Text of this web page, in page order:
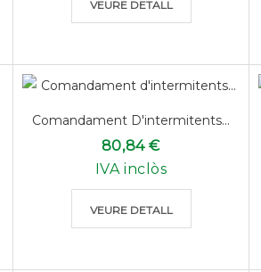
VEURE DETALL
Comandament D'intermitents...
80,84 €
IVA inclòs
VEURE DETALL